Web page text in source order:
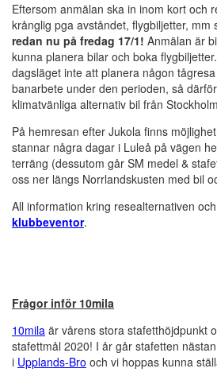
Eftersom anmälan ska in inom kort och
krånglig pga avståndet, flygbiljetter, mm
redan nu på fredag 17/1! Anmälan är
kunna planera bilar och boka
dagsläget inte att planera någon
banarbete under den perioden, så
klimatvänliga alternativ bil från
På hemresan efter Jukola finns
stannar några dagar i Luleå på vägen
terräng (dessutom går SM medel &
oss ner längs Norrlandskusten med bil
All information kring resealternativen
klubbeventor.
Frågor inför 10mila
10mila är vårens stora stafetthöjdpunkt
stafettmål 2020! I år går stafetten
i Upplands-Bro och vi hoppas kunna